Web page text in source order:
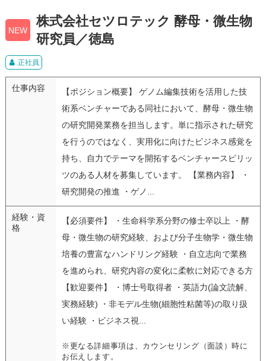
NEW
株式会社セツロテック 酵母・微生物
研究員／徳島
正社員
仕事内容
【ポジション概要】 ゲノム編集技術を活用した技
術系ベンチャーである同社において、酵母・微生物
の研究開発業務を担当します。単に指示された研究
を行うのではなく、実用化に向けたビジネス感覚を
持ち、自力でテーマを開拓するベンチャースピリッ
ツのある人材を募集しています。 【業務内容】 ・
研究開発の推進 ・ゲノ...
経験・資
格
【必須要件】 ・生命科学系分野の修士卒以上 ・酵
母・微生物の研究経験、および分子生物学・微生物
培養の豊富なハンドリング経験 ・自立志向で業務
を進められ、研究内容の変化に柔軟に対応できる方
【歓迎要件】 ・博士号取得者 ・英語力(論文読解、
実務経験) ・非モデル生物(細胞性粘菌等)の取り扱
い経験 ・ビジネス視...
※更なる詳細事項は、カウンセリング（面談）時に
お伝えします。